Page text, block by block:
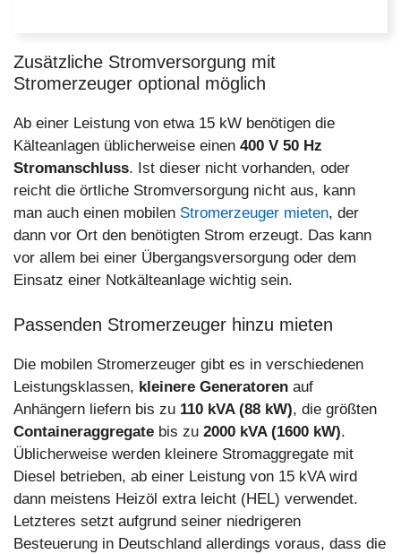
Zusätzliche Stromversorgung mit
Stromerzeuger optional möglich
Ab einer Leistung von etwa 15 kW benötigen die
Kälteanlagen üblicherweise einen 400 V 50 Hz
Stromanschluss. Ist dieser nicht vorhanden, oder
reicht die örtliche Stromversorgung nicht aus, kann
man auch einen mobilen Stromerzeuger mieten, der
dann vor Ort den benötigten Strom erzeugt. Das kann
vor allem bei einer Übergangsversorgung oder dem
Einsatz einer Notkälteanlage wichtig sein.
Passenden Stromerzeuger hinzu mieten
Die mobilen Stromerzeuger gibt es in verschiedenen
Leistungsklassen, kleinere Generatoren auf
Anhängern liefern bis zu 110 kVA (88 kW), die größten
Containeraggregate bis zu 2000 kVA (1600 kW).
Üblicherweise werden kleinere Stromaggregate mit
Diesel betrieben, ab einer Leistung von 15 kVA wird
dann meistens Heizöl extra leicht (HEL) verwendet.
Letzteres setzt aufgrund seiner niedrigeren
Besteuerung in Deutschland allerdings voraus, dass die